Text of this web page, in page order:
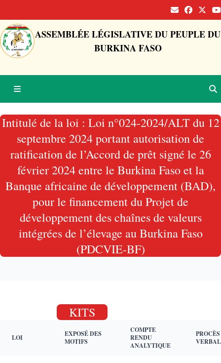
ASSEMBLÉE LÉGISLATIVE DU PEUPLE DU
BURKINA FASO
Intitulé de la loi : Loi n°024-2024/ALT du 12
septembre 2024 portant autorisation de
ratification de l’Accord de prêt signé le 26
février 2024 entre le Burkina Faso et la
Banque africaine de développement (BAD),
pour le financement du Projet de
développement des chaînes de valeurs
intégrées de l’élevage au Burkina Faso
(PDCVIE-BF)
KITS
LOI
EXPOSÉ DES
MOTIFS
COMPTE
RENDU
ANALYTIQUE
PROCÈS
VERBAL